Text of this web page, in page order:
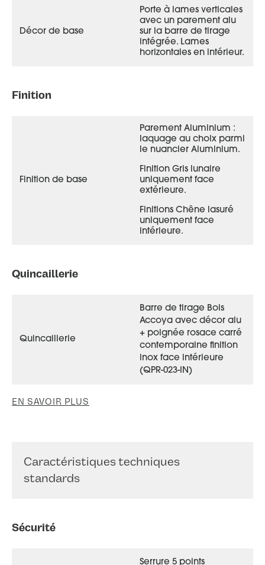
Caractéristiques techniques
standards
Sécurité
Serrure 5 points
Décor de base
Porte à lames verticales
avec un parement alu
sur la barre de tirage
intégrée. Lames
horizontales en intérieur.
Finition
Finition de base
Parement Aluminium :
laquage au choix parmi
le nuancier Aluminium.
Finition Gris lunaire
uniquement face
extérieure.
Finitions Chêne lasuré
uniquement face
intérieure.
Quincaillerie
Quincaillerie
Barre de tirage Bois
Accoya avec décor alu
+ poignée rosace carré
contemporaine finition
inox face intérieure
(QPR-023-IN)
EN SAVOIR PLUS